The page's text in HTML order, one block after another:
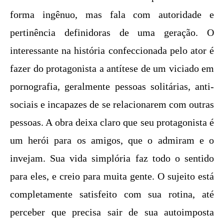
forma ingênuo, mas fala com autoridade e
pertinência definidoras de uma geração. O
interessante na história confeccionada pelo ator é
fazer do protagonista a antítese de um viciado em
pornografia, geralmente pessoas solitárias, anti-
sociais e incapazes de se relacionarem com outras
pessoas. A obra deixa claro que seu protagonista é
um herói para os amigos, que o admiram e o
invejam. Sua vida simplória faz todo o sentido
para eles, e creio para muita gente. O sujeito está
completamente satisfeito com sua rotina, até
perceber que precisa sair de sua autoimposta